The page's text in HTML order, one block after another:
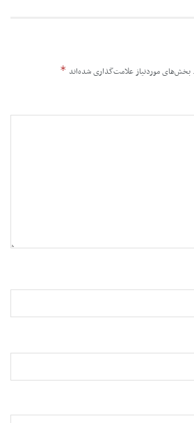
بخش‌های موردنیاز علامت‌گذاری شده‌اند *